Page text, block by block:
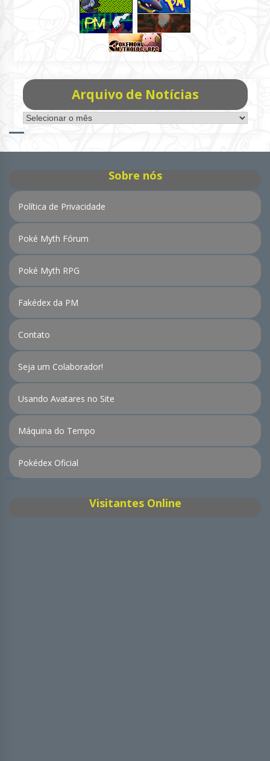
Arquivo de Notícias
Arquivo
de
Sobre nós
Política de Privacidade
Poké Myth Fórum
Poké Myth RPG
Fakédex da PM
Contato
Seja um Colaborador!
Usando Avatares no Site
Máquina do Tempo
Pokédex Oficial
Visitantes Online